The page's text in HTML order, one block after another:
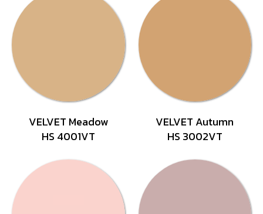
VELVET Meadow
HS 4001VT
VELVET Autumn
HS 3002VT